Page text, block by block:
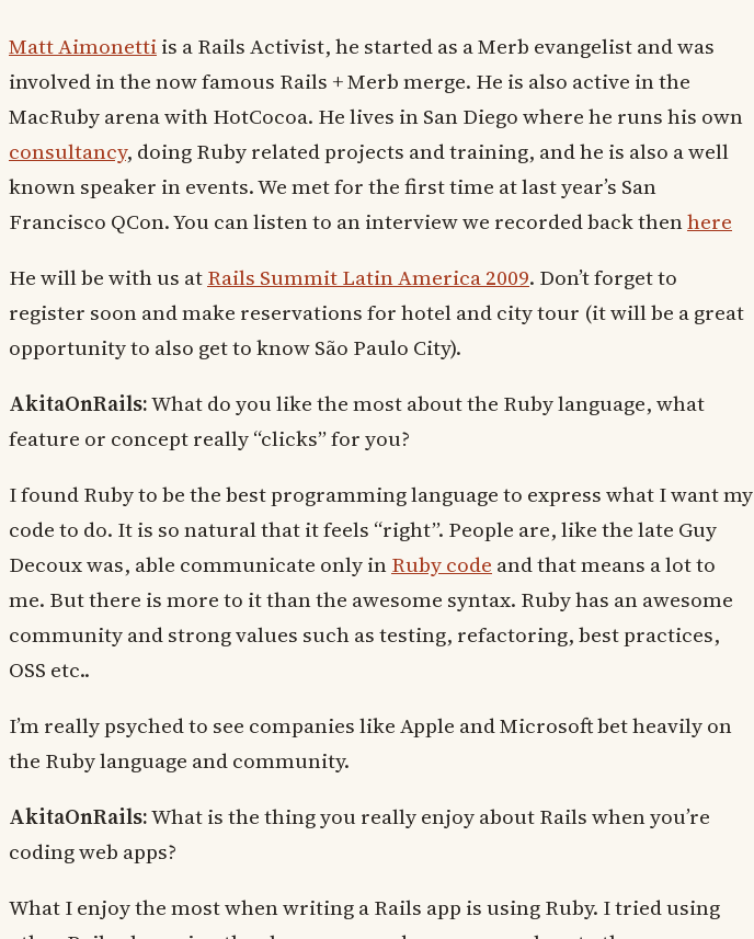
Matt Aimonettiis a Rails Activist, he started as a Merb evangelist and was
involved in the now famous Rails + Merb merge. He is also active in the
MacRuby arena with HotCocoa. He lives in San Diego where he runs his own
consultancy, doing Ruby related projects and training, and he is also a well
known speaker in events. We met for the first time at last year’s San
Francisco QCon. You can listen to an interview we recorded back thenhere
He will be with us atRails Summit Latin America 2009. Don’t forget to
register soon and make reservations for hotel and city tour (it will be a great
opportunity to also get to know São Paulo City).
AkitaOnRails:What do you like the most about the Ruby language, what
feature or concept really “clicks” for you?
I found Ruby to be the best programming language to express what I want my
code to do. It is so natural that it feels “right”. People are, like the late Guy
Decoux was, able communicate only inRuby code and that means a lot to
me. But there is more to it than the awesome syntax. Ruby has an awesome
community and strong values such as testing, refactoring, best practices,
OSS etc..
I’m really psyched to see companies like Apple and Microsoft bet heavily on
the Ruby language and community.
AkitaOnRails:What is the thing you really enjoy about Rails when you’re
coding web apps?
What I enjoy the most when writing a Rails app is using Ruby. I tried using